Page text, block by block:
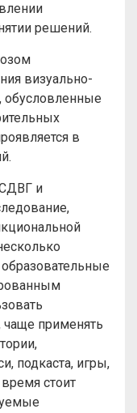
решений.
визуально-
обусловленные
в
и
применять
подкаста, игры,
стоит